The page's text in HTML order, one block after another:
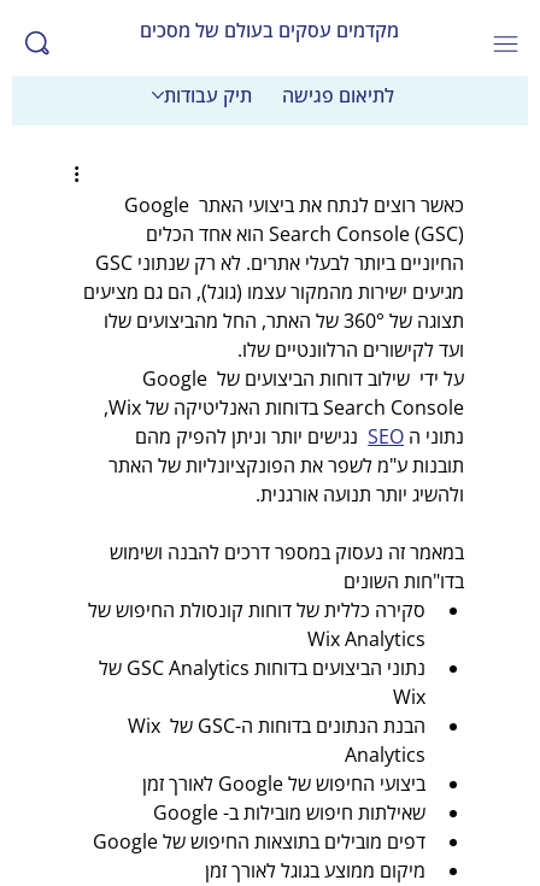
מקדמים עסקים בעולם של מסכים
לתיאום פגישה תיק עבודות
כאשר רוצים לנתח את ביצועי האתר Google
Search Console (GSC) הוא אחד הכלים
מגיעים ישירות מהמקור עצמו (גוגל), הם גם מציעים
תצוגה של 360° של האתר, החל מהביצועים שלו
ועד לקישורים הרלוונטיים שלו.
על ידי  שילוב דוחות הביצועים של Google
Search Console בדוחות האנליטיקה של Wix,
נתוני ה SEO
  נגישים יותר וניתן להפיק מהם
תובנות ע"מ לשפר את הפונקציונליות של האתר
ולהשיג יותר תנועה אורגנית.
במאמר זה נעסוק במספר דרכים להבנה ושימוש
בדו"חות השונים
סקירה כללית של דוחות קונסולת החיפוש של
Wix Analytics
נתוני הביצועים בדוחות GSC Analytics של
Wix
הבנת הנתונים בדוחות ה-GSC של Wix
Analytics
ביצועי החיפוש של Google לאורך זמן
שאילתות חיפוש מובילות ב- Google
דפים מובילים בתוצאות החיפוש של Google
מיקום ממוצע בגוגל לאורך זמן